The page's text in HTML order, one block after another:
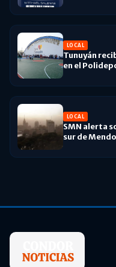
LOCAL
Tunuyán
en el
LOCAL
SMN alerta
sur de